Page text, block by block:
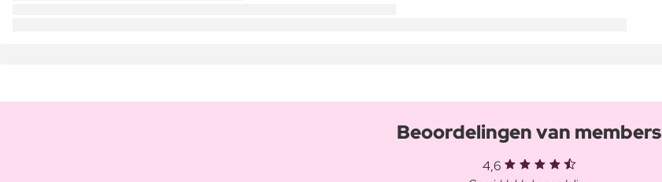
Beoordelingen van members
4,6